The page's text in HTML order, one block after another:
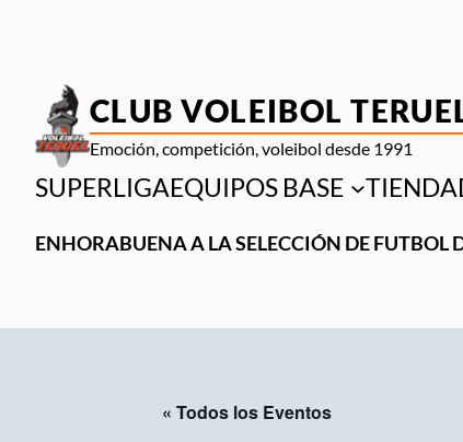
CLUB VOLEIBOL
Emoción, competición, voleibol desde 1991
SUPERLIGAEQUIPOS BASE TIENDA
ENHORABUENA A LA SELECCIÓN DE FUTBOL
« Todos los Eventos